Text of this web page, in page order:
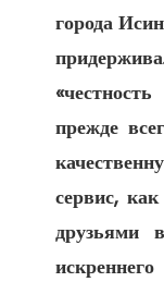
города
прежде
сервис,
друзьями